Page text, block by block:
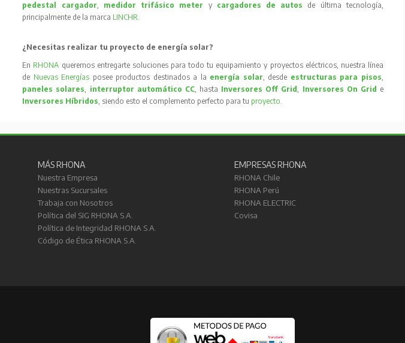
pedestal cargador, medidor trifásico meter y cargadores de autos
de última tecnología,
principalmente de la marca LINCHR.
¿Necesitas realizar tu proyecto de energía solar?
En RHONA queremos entregarte soluciones para todo tu equipamiento y proyectos eléctricos, nuestra línea
de Nuevas Energías posee productos destinados a la energía solar, desde estructuras para pisos,
paneles solares, interruptor automático CC, hasta Inversores Off Grid, Inversores On Grid e
Inversores Híbridos, siendo esto el complemento perfecto para tu proyecto.
MÁS RHONA
Nuestra Empresa
Nuestras Sucursales
Trabaja con Nosotros
Política del SIG RHONA S.A.
Política de Integridad RHONA S.A.
Código de Ética RHONA S.A.
EMPRESAS RHONA
RHONA Chile
RHONA Perú
RHONA ELECTRIC
Covisa